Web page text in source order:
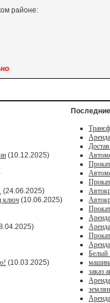
районе:
(10.12.2025)
(24.06.2025)
ключ (10.06.2025)
(10.03.2025)
Белый
заказ